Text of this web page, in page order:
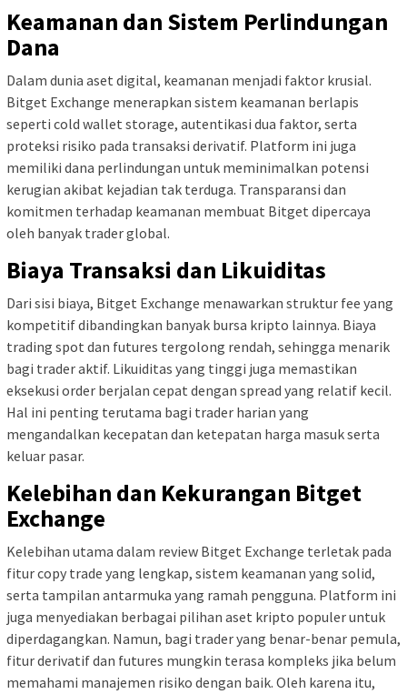
Keamanan dan Sistem Perlindungan
Dana
Dalam dunia aset digital, keamanan menjadi faktor krusial.
Bitget Exchange menerapkan sistem keamanan berlapis
seperti cold wallet storage, autentikasi dua faktor, serta
proteksi risiko pada transaksi derivatif. Platform ini juga
memiliki dana perlindungan untuk meminimalkan potensi
kerugian akibat kejadian tak terduga. Transparansi dan
komitmen terhadap keamanan membuat Bitget dipercaya
oleh banyak trader global.
Biaya Transaksi dan Likuiditas
Dari sisi biaya, Bitget Exchange menawarkan struktur fee yang
kompetitif dibandingkan banyak bursa kripto lainnya. Biaya
trading spot dan futures tergolong rendah, sehingga menarik
bagi trader aktif. Likuiditas yang tinggi juga memastikan
eksekusi order berjalan cepat dengan spread yang relatif kecil.
Hal ini penting terutama bagi trader harian yang
mengandalkan kecepatan dan ketepatan harga masuk serta
keluar pasar.
Kelebihan dan Kekurangan Bitget
Exchange
Kelebihan utama dalam review Bitget Exchange terletak pada
fitur copy trade yang lengkap, sistem keamanan yang solid,
serta tampilan antarmuka yang ramah pengguna. Platform ini
juga menyediakan berbagai pilihan aset kripto populer untuk
diperdagangkan. Namun, bagi trader yang benar-benar pemula,
fitur derivatif dan futures mungkin terasa kompleks jika belum
memahami manajemen risiko dengan baik. Oleh karena itu,